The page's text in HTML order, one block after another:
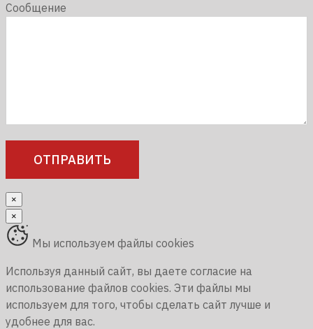
Сообщение
×
×
Мы используем файлы cookies
Используя данный сайт, вы даете согласие на
использование файлов cookies. Эти файлы мы
используем для того, чтобы сделать сайт лучше и
удобнее для вас.